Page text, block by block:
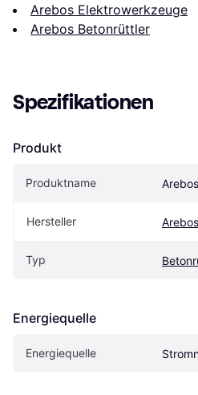
Arebos Elektrowerkzeuge
Arebos Betonrüttler
Spezifikationen
Produkt
Produktname
Hersteller Arebos
Typ
Energiequelle
Energiequelle